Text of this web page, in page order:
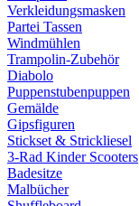
Verkleidungsmasken
Partei Tassen
Windmühlen
Trampolin-Zubehör
Diabolo
Puppenstubenpuppen
Gemälde
Gipsfiguren
Stickset & Strickliesel
3-Rad Kinder Scooters
Badesitze
Malbücher